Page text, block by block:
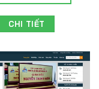
CHI TIẾT